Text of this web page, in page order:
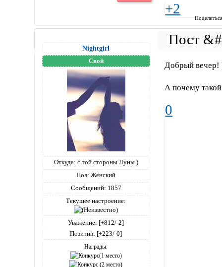
+2
Nightgirl
Свой
Откуда: с той стороны Луны )
Пол: Женский
Сообщений: 1857
Текущее настроение:
Уважение: [+812/-2]
Позитив: [+223/-0]
Награды:
Добрый вечер!
А почему
0